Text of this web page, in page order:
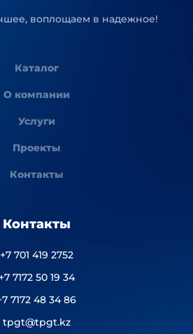
воплощаем в надежное!
Каталог
О компании
Услуги
Проекты
Контакты
Контакты
+7 701 419 2752
+7 7172 50 19 34
7172 48 34 86
tpgt@tpgt.kz